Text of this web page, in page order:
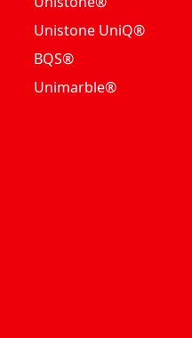
Unistone UniQ®
BQS®
Unimarble®